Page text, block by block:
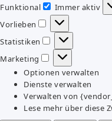
Funktional
Funktional
Immer aktiv
Vorlieben
Vorlieben
Statistiken
Statistiken
Marketing
Marketing
Optionen verwalten
Dienste verwalten
Verwalten von
Lese mehr über diese